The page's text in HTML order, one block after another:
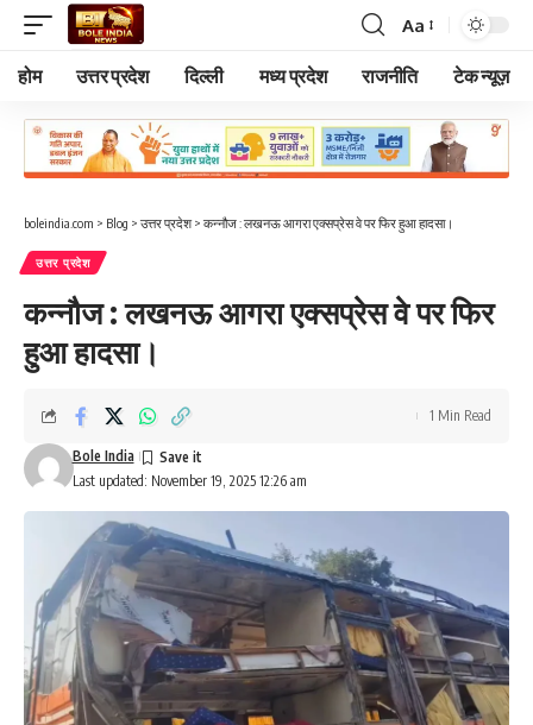
Font
Resizer
Aa
होम उत्तर प्रदेश दिल्ली मध्य प्रदेश राजनीति टेक न्यूज़
boleindia.com > Blog > उत्तर प्रदेश> कन्नौज : लखनऊ आगरा एक्सप्रेस वे पर फिर हुआ हादसा।
उत्तर प्रदेश
कन्नौज : लखनऊ आगरा एक्सप्रेस वे पर फिर
हुआ हादसा।
Last updated: November 19, 2025 12:26 am
Bole India
1 Min Read